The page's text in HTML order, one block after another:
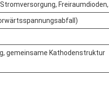
gemeinsame Kathodenstruktur